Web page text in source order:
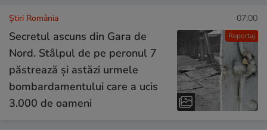
Reportaj
Știri România 07:00
Secretul ascuns din Gara de
Nord. Stâlpul de pe peronul 7
păstrează și astăzi urmele
bombardamentului care a ucis
3.000 de oameni